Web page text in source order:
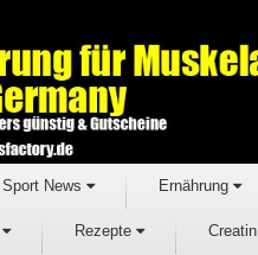
Sport News Ernährung
Rezepte Creatin